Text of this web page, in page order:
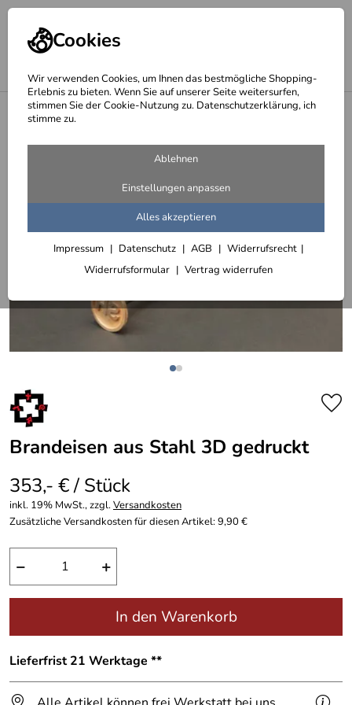
Cookies
Wir verwenden Cookies, um Ihnen das bestmögliche Shopping-
Erlebnis zu bieten. Wenn Sie auf unserer Seite weitersurfen,
stimmen Sie der Cookie-Nutzung zu. Datenschutzerklärung, ich
stimme zu.
Ablehnen
Einstellungen anpassen
Alles akzeptieren
Impressum Datenschutz AGB
Widerrufsrecht
Widerrufsformular
Vertrag widerrufen
Brandeisen 3 D gedruckt
Brandeisen aus Stahl 3D gedruckt
353,- € / Stück
inkl. 19% MwSt., zzgl.Versandkosten
Zusätzliche Versandkosten für diesen Artikel: 9,90 €
− +
In den Warenkorb
Lieferfrist 21 Werktage **